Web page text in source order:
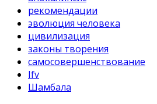
рекомендации
эволюция человека
цивилизация
законы творения
самосовершенствование
Ifv
Шамбала